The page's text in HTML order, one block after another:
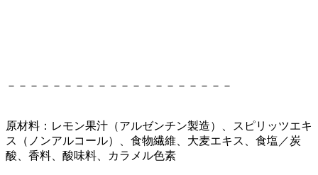
－－－－－－－－－－－－－－－－－－－－
原材料：レモン果汁（アルゼンチン製造）、スピリッツエキ
ス（ノンアルコール）、食物繊維、大麦エキス、食塩／炭
酸、香料、酸味料、カラメル色素